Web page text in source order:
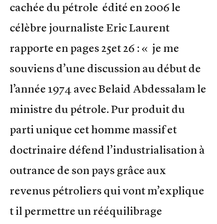
cachée du pétrole édité en 2006 le
célèbre journaliste Eric Laurent
rapporte en pages 25et 26 : « je me
souviens d’une discussion au début de
l’année 1974 avec Belaid Abdessalam le
ministre du pétrole. Pur produit du
parti unique cet homme massif et
doctrinaire défend l’industrialisation à
outrance de son pays grâce aux
revenus pétroliers qui vont m’explique
t il permettre un rééquilibrage